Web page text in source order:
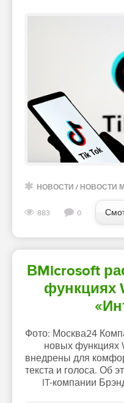
НОВОСТИ / НОВОСТИ
883 0
ВMicrosoft
функциях
Фото: Москва24
новых функциях
внедрены для
текста и голоса. Об
IT-компании